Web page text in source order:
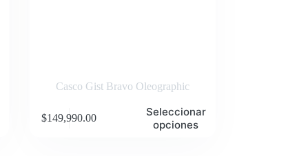
Casco Gist Bravo Oleographic
$149,990.00
Seleccionar
opciones
producto